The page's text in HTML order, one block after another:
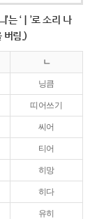
는 ‘ㅣ’로 소리 나
버림.)
ㄴ
닝큼
띠어쓰기
씨어
티어
히망
히다
유히